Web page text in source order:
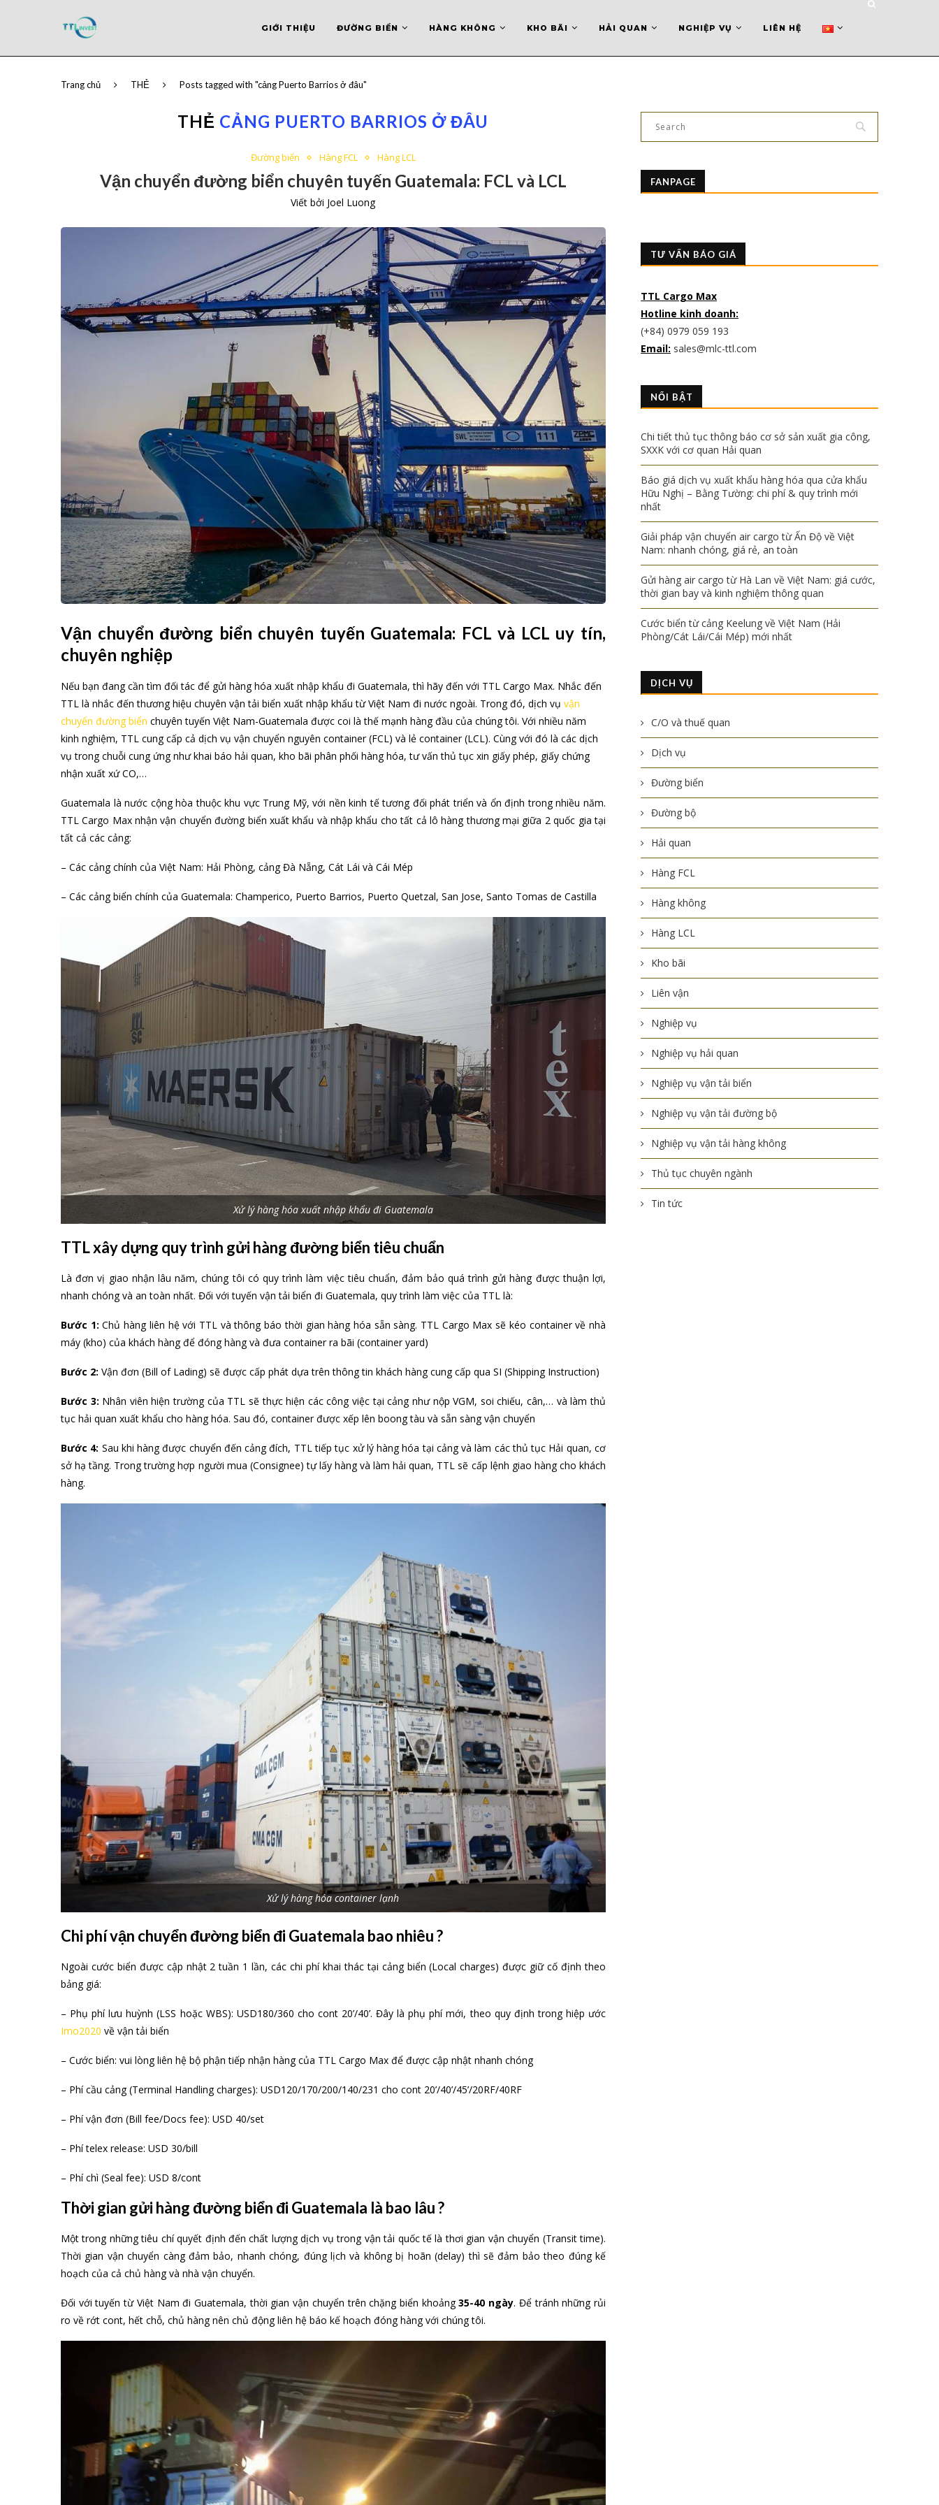
GIỚI THIỆU ĐƯỜNG BIỂN HÀNG KHÔNG KHO BÃI HẢI QUAN NGHIỆP VỤ LIÊN HỆ
Trang chủ THẺ Posts tagged with "cảng Puerto Barrios ở đâu"
THẺ CẢNG PUERTO BARRIOS Ở ĐÂU
Đường biển Hàng FCL Hàng LCL
Vận chuyển đường biển chuyên tuyến Guatemala: FCL và LCL
Viết bởi Joel Luong
Vận chuyển đường biển chuyên tuyến Guatemala: FCL và LCL uy tín,
chuyên nghiệp
Nếu bạn đang cần tìm đối tác để gửi hàng hóa xuất nhập khẩu đi Guatemala, thì hãy đến với TTL Cargo Max. Nhắc đến
TTL là nhắc đến thương hiệu chuyên vận tải biển xuất nhập khẩu từ Việt Nam đi nước ngoài. Trong đó, dịch vụ vận
chuyển đường biển chuyên tuyến Việt Nam-Guatemala được coi là thế mạnh hàng đầu của chúng tôi. Với nhiều năm
kinh nghiệm, TTL cung cấp cả dịch vụ vận chuyển nguyên container (FCL) và lẻ container (LCL). Cùng với đó là các dịch
vụ trong chuỗi cung ứng như khai báo hải quan, kho bãi phân phối hàng hóa, tư vấn thủ tục xin giấy phép, giấy chứng
nhận xuất xứ CO,…
Guatemala là nước cộng hòa thuộc khu vực Trung Mỹ, với nền kinh tế tương đối phát triển và ổn định trong nhiều năm.
TTL Cargo Max nhận vận chuyển đường biển xuất khẩu và nhập khẩu cho tất cả lô hàng thương mại giữa 2 quốc gia tại
tất cả các cảng:
– Các cảng chính của Việt Nam: Hải Phòng, cảng Đà Nẵng, Cát Lái và Cái Mép
– Các cảng biển chính của Guatemala: Champerico, Puerto Barrios, Puerto Quetzal, San Jose, Santo Tomas de Castilla
Xử lý hàng hóa xuất nhập khẩu đi Guatemala
TTL xây dựng quy trình gửi hàng đường biển tiêu chuẩn
Là đơn vị giao nhận lâu năm, chúng tôi có quy trình làm việc tiêu chuẩn, đảm bảo quá trình gửi hàng được thuận lợi,
nhanh chóng và an toàn nhất. Đối với tuyến vận tải biển đi Guatemala, quy trình làm việc của TTL là:
Bước 1: Chủ hàng liên hệ với TTL và thông báo thời gian hàng hóa sẵn sàng. TTL Cargo Max sẽ kéo container về nhà
máy (kho) của khách hàng để đóng hàng và đưa container ra bãi (container yard)
Bước 2: Vận đơn (Bill of Lading) sẽ được cấp phát dựa trên thông tin khách hàng cung cấp qua SI (Shipping Instruction)
Bước 3: Nhân viên hiện trường của TTL sẽ thực hiện các công việc tại cảng như nộp VGM, soi chiếu, cân,… và làm thủ
tục hải quan xuất khẩu cho hàng hóa. Sau đó, container được xếp lên boong tàu và sẵn sàng vận chuyển
Bước 4: Sau khi hàng được chuyển đến cảng đích, TTL tiếp tục xử lý hàng hóa tại cảng và làm các thủ tục Hải quan, cơ
sở hạ tầng. Trong trường hợp người mua (Consignee) tự lấy hàng và làm hải quan, TTL sẽ cấp lệnh giao hàng cho khách
hàng.
Xử lý hàng hóa container lạnh
Chi phí vận chuyển đường biển đi Guatemala bao nhiêu ?
Ngoài cước biển được cập nhật 2 tuần 1 lần, các chi phí khai thác tại cảng biển (Local charges) được giữ cố định theo
bảng giá:
– Phụ phí lưu huỳnh (LSS hoặc WBS): USD180/360 cho cont 20’/40’. Đây là phụ phí mới, theo quy định trong hiệp ước
Imo2020 về vận tải biển
– Cước biển: vui lòng liên hệ bộ phận tiếp nhận hàng của TTL Cargo Max để được cập nhật nhanh chóng
– Phí cầu cảng (Terminal Handling charges): USD120/170/200/140/231 cho cont 20’/40’/45’/20RF/40RF
– Phí vận đơn (Bill fee/Docs fee): USD 40/set
– Phí telex release: USD 30/bill
– Phí chì (Seal fee): USD 8/cont
Thời gian gửi hàng đường biển đi Guatemala là bao lâu ?
Một trong những tiêu chí quyết định đến chất lượng dịch vụ trong vận tải quốc tế là thơi gian vận chuyển (Transit time).
Thời gian vận chuyển càng đảm bảo, nhanh chóng, đúng lịch và không bị hoãn (delay) thì sẽ đảm bảo theo đúng kế
hoạch của cả chủ hàng và nhà vận chuyển.
Đối với tuyến từ Việt Nam đi Guatemala, thời gian vận chuyển trên chặng biển khoảng35-40 ngày. Để tránh những rủi
ro về rớt cont, hết chỗ, chủ hàng nên chủ động liên hệ báo kế hoạch đóng hàng với chúng tôi.
FANPAGE
TƯ VẤN BÁO GIÁ
TTL Cargo Max
Hotline kinh doanh:
(+84) 0979 059 193
Email: sales@mlc-ttl.com
NỔI BẬT
Chi tiết thủ tục thông báo cơ sở sản xuất gia công,
SXXK với cơ quan Hải quan
Báo giá dịch vụ xuất khẩu hàng hóa qua cửa khẩu
Hữu Nghị – Bằng Tường: chi phí & quy trình mới
nhất
Giải pháp vận chuyển air cargo từ Ấn Độ về Việt
Nam: nhanh chóng, giá rẻ, an toàn
Gửi hàng air cargo từ Hà Lan về Việt Nam: giá cước,
thời gian bay và kinh nghiệm thông quan
Cước biển từ cảng Keelung về Việt Nam (Hải
Phòng/Cát Lái/Cái Mép) mới nhất
DỊCH VỤ
C/O và thuế quan
Dịch vụ
Đường biển
Đường bộ
Hải quan
Hàng FCL
Hàng không
Hàng LCL
Kho bãi
Liên vận
Nghiệp vụ
Nghiệp vụ hải quan
Nghiệp vụ vận tải biển
Nghiệp vụ vận tải đường bộ
Nghiệp vụ vận tải hàng không
Thủ tục chuyên ngành
Tin tức